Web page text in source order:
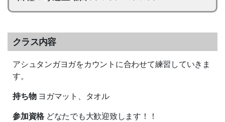
クラス内容
アシュタンガヨガをカウントに合わせて練習していきま
す。
持ち物 ヨガマット、タオル
参加資格 どなたでも大歓迎致します！！